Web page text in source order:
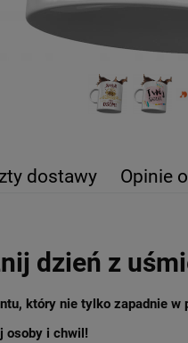
dostawy Opinie
dzień z
który nie tylko zapadnie
osoby i chwil!